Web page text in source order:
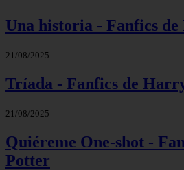
Una historia - Fanfics
21/08/2025
Tríada - Fanfics de
21/08/2025
Quiéreme One-shot -
Potter